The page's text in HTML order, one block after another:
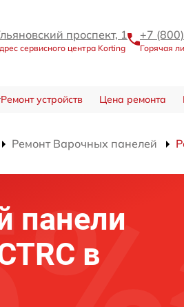
проспект, 1
сервисного центра Korting
+7
Горячая
Ремонт устройств Цена ремонта
Ремонт Варочных панелей
панели
в